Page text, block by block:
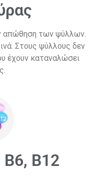
απώθηση των ψύλλων.
Στους ψύλλους δεν
έχουν καταναλώσει
Β6, Β12